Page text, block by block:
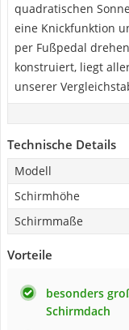
quadratischen
eine Knickfunktion
per Fußpedal
konstruiert, liegt
unserer
Technische Details
Modell
Schirmhöhe
Schirmmaße
Vorteile
besonders
Schirmdach